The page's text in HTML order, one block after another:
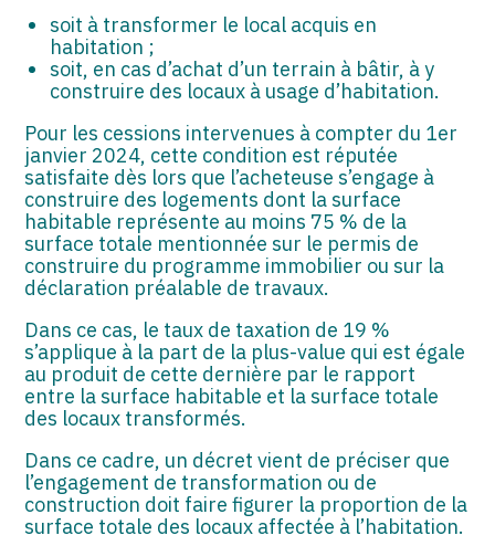
soit à transformer le local acquis en
habitation ;
soit, en cas d’achat d’un terrain à bâtir, à y
construire des locaux à usage d’habitation.
Pour les cessions intervenues à compter du 1er
janvier 2024, cette condition est réputée
satisfaite dès lors que l’acheteuse s’engage à
construire des logements dont la surface
habitable représente au moins 75 % de la
surface totale mentionnée sur le permis de
construire du programme immobilier ou sur la
déclaration préalable de travaux.
Dans ce cas, le taux de taxation de 19 %
s’applique à la part de la plus-value qui est égale
au produit de cette dernière par le rapport
entre la surface habitable et la surface totale
des locaux transformés.
Dans ce cadre, un décret vient de préciser que
l’engagement de transformation ou de
construction doit faire figurer la proportion de la
surface totale des locaux affectée à l’habitation.